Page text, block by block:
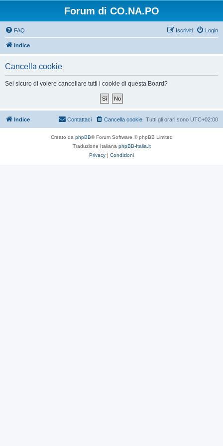
Forum di CO.NA.PO
FAQ Login
Iscriviti
Indice
Cancella cookie
Sei sicuro di volere cancellare tutti i cookie di questa Board?
Indice Tutti gli orari sono UTC+02:00
Cancella cookie
Contattaci
Creato da phpBB® Forum Software © phpBB Limited
Traduzione Italiana phpBB-Italia.it
Privacy | Condizioni